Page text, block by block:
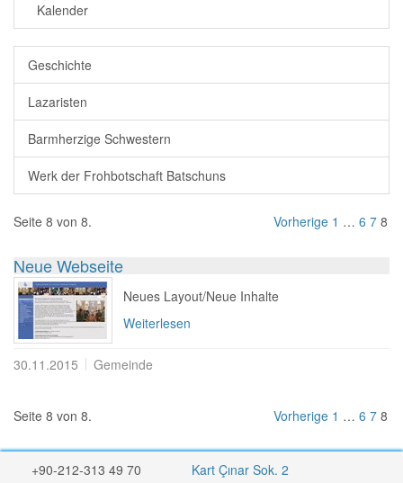
Kalender
Geschichte
Lazaristen
Barmherzige Schwestern
Werk der Frohbotschaft Batschuns
Seite 8 von 8. Vorherige 1 … 6 7 8
Neue Webseite
Neues Layout/Neue Inhalte
Weiterlesen
30.11.2015 Gemeinde
Seite 8 von 8. Vorherige 1 … 6 7 8
+90-212-313 49 70
Kart Çınar Sok. 2